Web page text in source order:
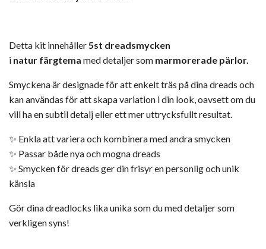
Detta kit innehåller5st dreadsmycken
i natur färgtema med detaljer som marmorerade pärlor.
Smyckena är designade för att enkelt träs på dina dreads och
kan användas för att skapa variation i din look, oavsett om du
vill ha en subtil detalj eller ett mer uttrycksfullt resultat.
✨ Enkla att variera och kombinera med andra smycken
✨ Passar både nya och mogna dreads
✨ Smycken för dreads ger din frisyr en personlig och unik
känsla
Gör dina dreadlocks lika unika som du med detaljer som
verkligen syns!